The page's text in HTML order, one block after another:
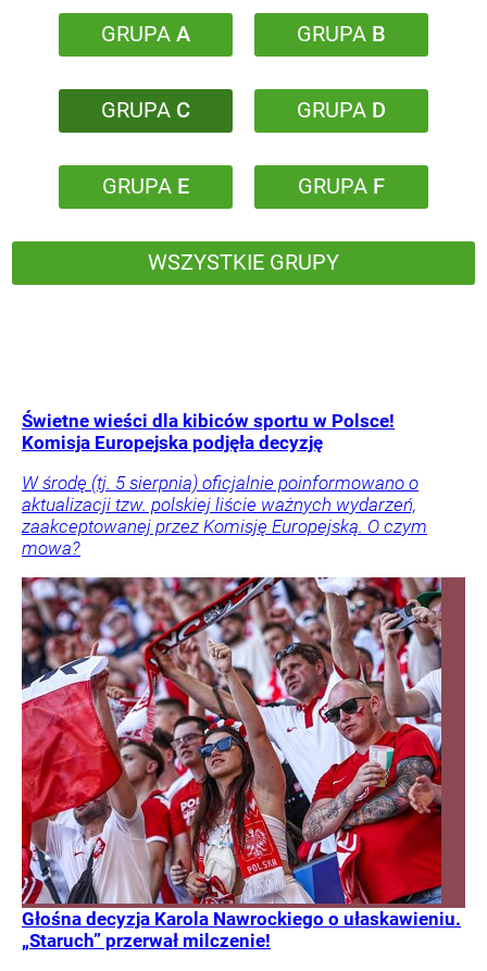
GRUPA A GRUPA B
GRUPA C GRUPA D
GRUPA E GRUPA F
WSZYSTKIE GRUPY
Świetne wieści dla kibiców sportu w Polsce!
Komisja Europejska podjęła decyzję
W środę (tj. 5 sierpnia) oficjalnie poinformowano o
aktualizacji tzw. polskiej liście ważnych wydarzeń,
zaakceptowanej przez Komisję Europejską. O czym
mowa?
Głośna decyzja Karola Nawrockiego o ułaskawieniu.
„Staruch” przerwał milczenie!